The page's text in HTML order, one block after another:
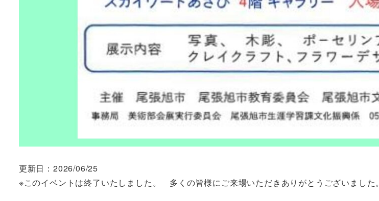
更新日：2026/06/25
※このイベントは終了いたしました。 多くの皆様にご来場いただきありがとうございました。